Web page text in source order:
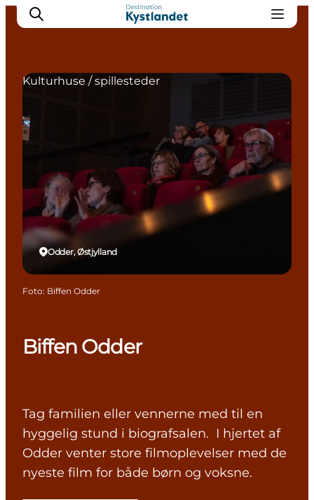
Det sker
Byer
Overnatning
Køb billet
Biffen Odder
Tag familien eller vennerne med til en
hyggelig stund i biografsalen. I hjertet af
Odder venter store filmoplevelser med de
nyeste film for både børn og voksne.
Odder, Østjylland
Kulturhuse / spillesteder
Foto: Biffen Odder